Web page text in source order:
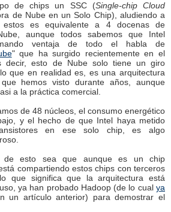
de chips un SSC (Single-chip Cloud
de Nube en un Solo Chip), aludiendo a
es equivalente a 4 docenas de
aunque todos sabemos que Intel
ventaja de todo el habla de
" que ha surgido recientemente en el
decir, esto de Nube solo tiene un giro
que en realidad es, es una arquitectura
hemos visto durante años, aunque
a la práctica comercial.
de 48 núcleos, el consumo energético
y el hecho de que Intel haya metido
en ese solo chip, es algo
de esto sea que aunque es un chip
compartiendo estos chips con terceros
que significa que la arquitectura está
ya han probado Hadoop (de lo cual ya
un artículo anterior) para demostrar el